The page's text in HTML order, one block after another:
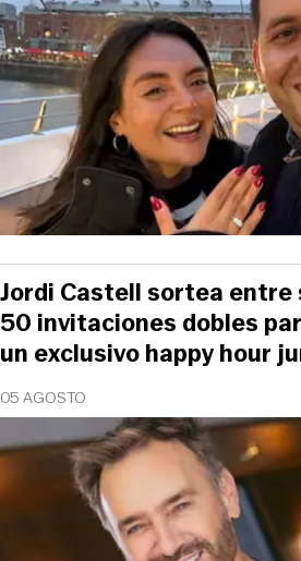
05 AGOSTO
Jordi Castell sortea entre
50 invitaciones dobles
un exclusivo happy hour